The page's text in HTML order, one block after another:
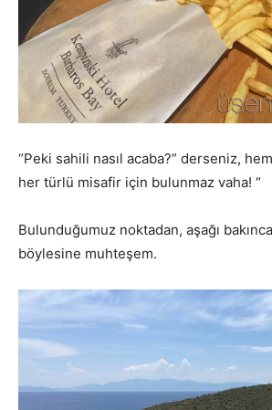
“Peki sahili nasıl acaba?” derseniz,
her türlü misafir için bulunmaz vaha! “
Bulunduğumuz noktadan, aşağı
böylesine muhteşem.